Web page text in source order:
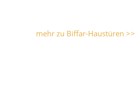
mehr zu Biffar-Haustüren >>